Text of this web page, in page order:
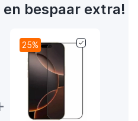
bespaar extra!
25%